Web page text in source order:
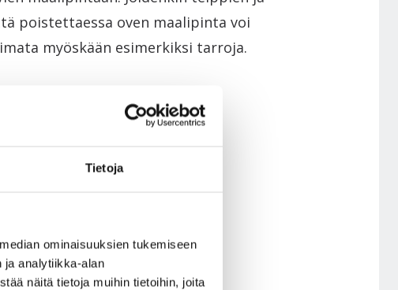
Tietoja
ominaisuuksien tukemiseen
ja analytiikka-alan
näitä tietoja muihin tietoihin, joita
poistettaessa oven maalipinta voi
myöskään esimerkiksi tarroja.
.